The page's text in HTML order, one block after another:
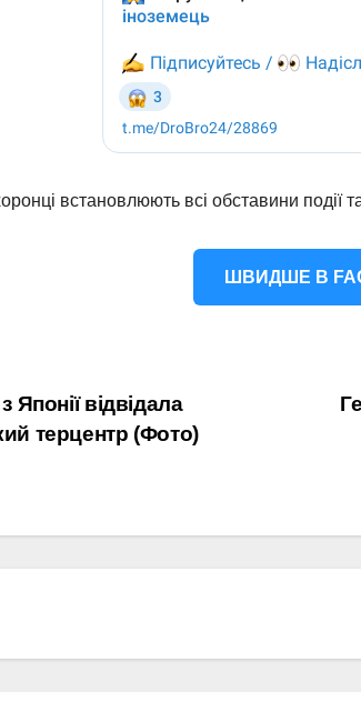
встановлюють всі обставини події
ШВИДШЕ В
Японії відвідала
терцентр (Фото)